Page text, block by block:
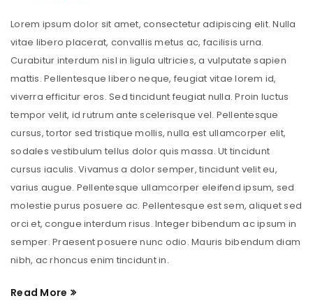
Lorem ipsum dolor sit amet, consectetur adipiscing elit. Nulla
vitae libero placerat, convallis metus ac, facilisis urna.
Curabitur interdum nisl in ligula ultricies, a vulputate sapien
mattis. Pellentesque libero neque, feugiat vitae lorem id,
viverra efficitur eros. Sed tincidunt feugiat nulla. Proin luctus
tempor velit, id rutrum ante scelerisque vel. Pellentesque
cursus, tortor sed tristique mollis, nulla est ullamcorper elit,
sodales vestibulum tellus dolor quis massa. Ut tincidunt
cursus iaculis. Vivamus a dolor semper, tincidunt velit eu,
varius augue. Pellentesque ullamcorper eleifend ipsum, sed
molestie purus posuere ac. Pellentesque est sem, aliquet sed
orci et, congue interdum risus. Integer bibendum ac ipsum in
semper. Praesent posuere nunc odio. Mauris bibendum diam
nibh, ac rhoncus enim tincidunt in.
Read More